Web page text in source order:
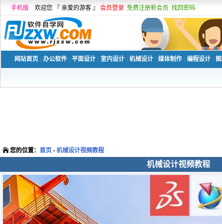
手机版 欢迎您 『 亲爱的游客 』 会员登录 免费注册新会员 找回密码
网站首页 办公软件 平面设计 室内设计 机械设计 媒体制作 编程设计
您的位置： 首页 - 机械设计视频教程
机械设计视频教程